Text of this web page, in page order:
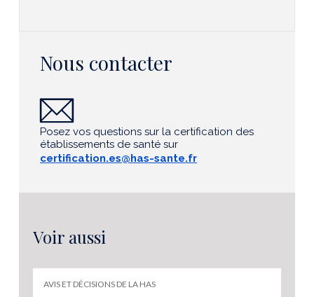
Nous contacter
Posez vos questions sur la certification des
établissements de santé sur
certification.es@has-sante.fr
Voir aussi
AVIS ET DÉCISIONS DE LA HAS